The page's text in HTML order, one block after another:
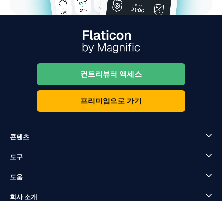
컨트리뷰터 액세스
프리미엄으로 가기
콘텐츠
도구
도움
회사 소개